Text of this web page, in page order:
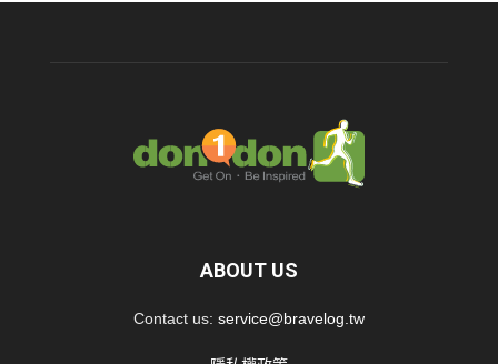
ABOUT US
Contact us: service@bravelog.tw